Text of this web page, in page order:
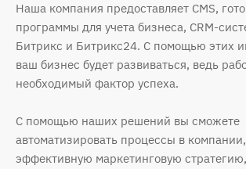
Наша компания предоставляет CMS,
программы для учета бизнеса, CRM-
Битрикс и Битрикс24. С помощью этих
ваш бизнес будет развиваться, ведь
необходимый фактор успеха.
С помощью наших решений вы сможете
автоматизировать процессы в
эффективную маркетинговую